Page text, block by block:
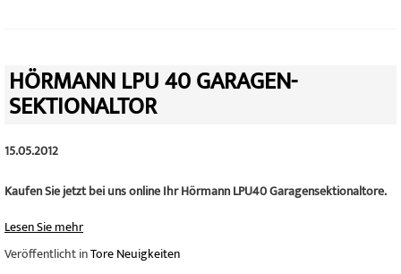
HÖRMANN LPU 40 GARAGEN-
SEKTIONALTOR
15.05.2012
Kaufen Sie jetzt bei uns online Ihr Hörmann LPU40 Garagensektionaltore.
Lesen Sie mehr
Veröffentlicht inTore Neuigkeiten